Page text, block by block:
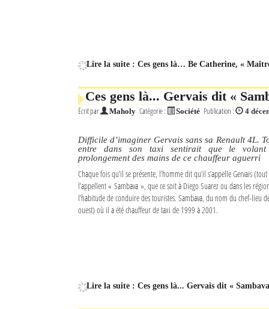
Mot de passe oublié ?
Lire la suite : Ces gens là… Be Catherine, «
Ces gens là... Gervais dit «
Écrit par Maholy Catégorie : Société Publication : 4
Difficile d’imaginer Gervais sans sa Renault 4L.
entre dans son taxi sentirait que le
prolongement des mains de ce chauffeur aguerri
Chaque fois qu’il se présente, l’homme dit qu’il s’appelle Gervais
l’appellent « Sambava », que ce soit à Diego Suarez ou dans les
l’habitude de conduire des touristes. Sambava, du nom du chef-lieu
ouest) où il a été chauffeur de taxi de 1999 à 2001.
Lire la suite : Ces gens là... Gervais dit «